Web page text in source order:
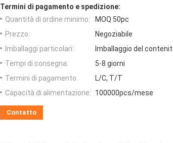
Termini di pagamento e spedizione:
Quantità di ordine minimo:
MOQ 50pc
Prezzo:
Negoziabile
Imballaggi particolari:
Imballaggio del
Tempi di consegna:
5-8 giorni
Termini di pagamento:
L/C, T/T
Capacità di alimentazione:
100000pcs/mese
Contatto